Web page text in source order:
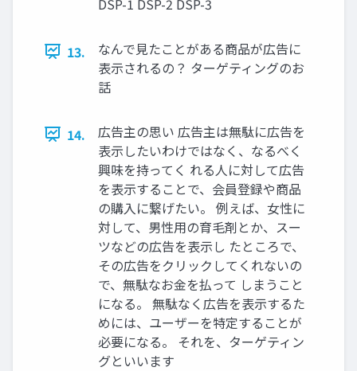
13.
なんで見たことがある商品が広告に
表示されるの？ ターゲティングのお
話
14.
広告主の思い 広告主は無駄に広告を
表示したいわけではなく、なるべく
興味を持ってく れる人に対して広告
を表示することで、会員登録や商品
の購入に繋げたい。 例えば、女性に
対して、男性用の育毛剤とか、スー
ツなどの広告を表示し たところで、
その広告をクリックしてくれないの
で、無駄なお金を払って しまうこと
になる。 無駄なく広告を表示するた
めには、ユーザーを特定することが
必要になる。 それを、ターゲティン
グといいます